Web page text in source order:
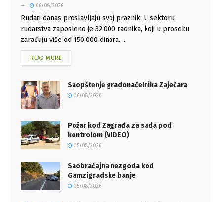
06/08/2026
Rudari danas proslavljaju svoj praznik. U sektoru
rudarstva zaposleno je 32.000 radnika, koji u proseku
zarađuju više od 150.000 dinara. ...
READ MORE
Saopštenje gradonačelnika Zaječara
06/08/2026
Požar kod Zagrađa za sada pod
kontrolom (VIDEO)
05/08/2026
Saobraćajna nezgoda kod
Gamzigradske banje
05/08/2026